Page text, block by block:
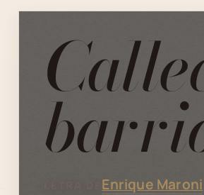
LETRA DE Enrique Maroni